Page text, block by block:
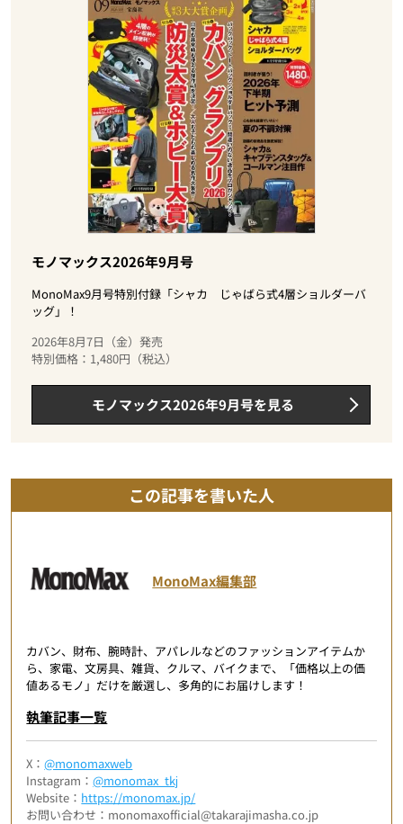
モノマックス2026年9月号
MonoMax9月号特別付録「シャカ じゃばら式4層ショルダーバ
ッグ」！
2026年8月7日（金）発売
特別価格：1,480円（税込）
モノマックス2026年9月号を見る
この記事を書いた人
MonoMax編集部
カバン、財布、腕時計、アパレルなどのファッションアイテムか
ら、家電、文房具、雑貨、クルマ、バイクまで、「価格以上の価
値あるモノ」だけを厳選し、多角的にお届けします！
執筆記事一覧
X：@monomaxweb
Instagram：@monomax_tkj
Website： https://monomax.jp/
お問い合わせ：monomaxofficial@takarajimasha.co.jp